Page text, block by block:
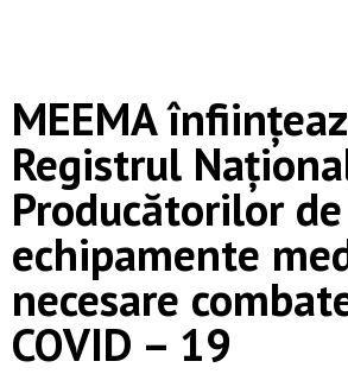
MEEMA
Registrul
Producătorilor de
echipamente
necesare
COVID – 19